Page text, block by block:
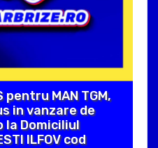
pentru MAN TGM,
in vanzare de
la Domiciliul
ILFOV cod